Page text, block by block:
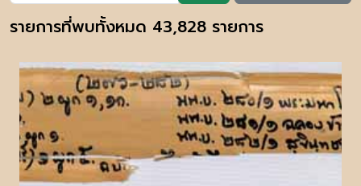
รายการที่พบทั้งหมด 43,828 รายการ